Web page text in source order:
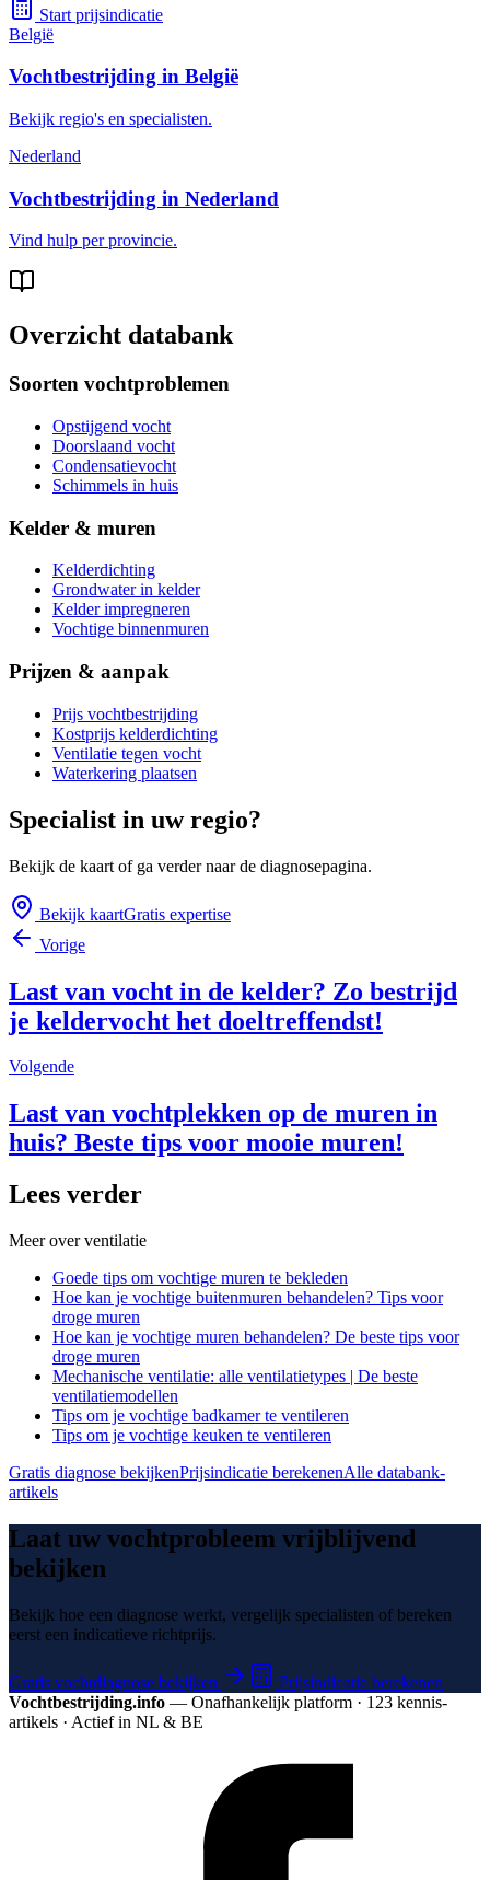
Start prijsindicatie
België
Vochtbestrijding in België
Bekijk regio's en specialisten.
Nederland
Vochtbestrijding in Nederland
Vind hulp per provincie.
Overzicht databank
Soorten vochtproblemen
Opstijgend vocht
Doorslaand vocht
Condensatievocht
Schimmels in huis
Kelder & muren
Kelderdichting
Grondwater in kelder
Kelder impregneren
Vochtige binnenmuren
Prijzen & aanpak
Prijs vochtbestrijding
Kostprijs kelderdichting
Ventilatie tegen vocht
Waterkering plaatsen
Specialist in uw regio?
Bekijk de kaart of ga verder naar de diagnosepagina.
Bekijk kaartGratis expertise
Vorige
Last van vocht in de kelder? Zo bestrijd
je keldervocht het doeltreffendst!
Volgende
Last van vochtplekken op de muren in
huis? Beste tips voor mooie muren!
Lees verder
Meer overventilatie
Goede tips om vochtige muren te bekleden
Hoe kan je vochtige buitenmuren behandelen? Tips voor
droge muren
Hoe kan je vochtige muren behandelen? De beste tips voor
droge muren
Mechanische ventilatie: alle ventilatietypes | De beste
ventilatiemodellen
Tips om je vochtige badkamer te ventileren
Tips om je vochtige keuken te ventileren
Gratis diagnose bekijkenPrijsindicatie berekenenAlle databank-
artikels
Laat uw vochtprobleem vrijblijvend
bekijken
Bekijk hoe een diagnose werkt, vergelijk specialisten of bereken
eerst een indicatieve richtprijs.
Gratis vochtdiagnose bekijken
Prijsindicatie berekenen
Vochtbestrijding.info — Onafhankelijk platform · 123 kennis­
artikels · Actief in NL & BE